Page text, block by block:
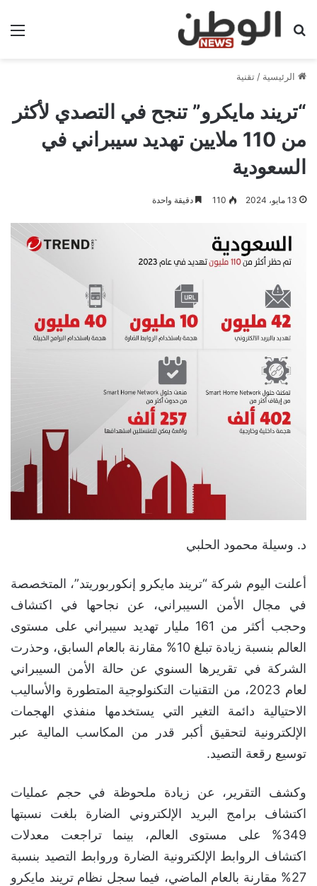
بحث عن
الرئيسية / تقنية
“تريند مايكرو” تنجح في التصدي لأكثر
من 110 ملايين تهديد سيبراني في
السعودية
13 مايو، 2024 110 دقيقة واحدة
د. وسيلة محمود الحلبي
أعلنت اليوم شركة “تريند مايكرو إنكوربوريتد”، المتخصصة
في مجال الأمن السيبراني، عن نجاحها في اكتشاف
وحجب أكثر من 161 مليار تهديد سيبراني على مستوى
العالم بنسبة زيادة تبلغ 10% مقارنة بالعام السابق، وحذرت
الشركة في تقريرها السنوي عن حالة الأمن السيبراني
لعام 2023، من التقنيات التكنولوجية المتطورة والأساليب
الاحتيالية دائمة التغير التي يستخدمها منفذي الهجمات
الإلكترونية لتحقيق أكبر قدر من المكاسب المالية عبر
توسيع رقعة التصيد.
وكشف التقرير، عن زيادة ملحوظة في حجم عمليات
اكتشاف برامج البريد الإلكتروني الضارة بلغت نسبتها
349% على مستوى العالم، بينما تراجعت معدلات
اكتشاف الروابط الإلكترونية الضارة وروابط التصيد بنسبة
27% مقارنة بالعام الماضي، فيما سجل نظام تريند مايكرو